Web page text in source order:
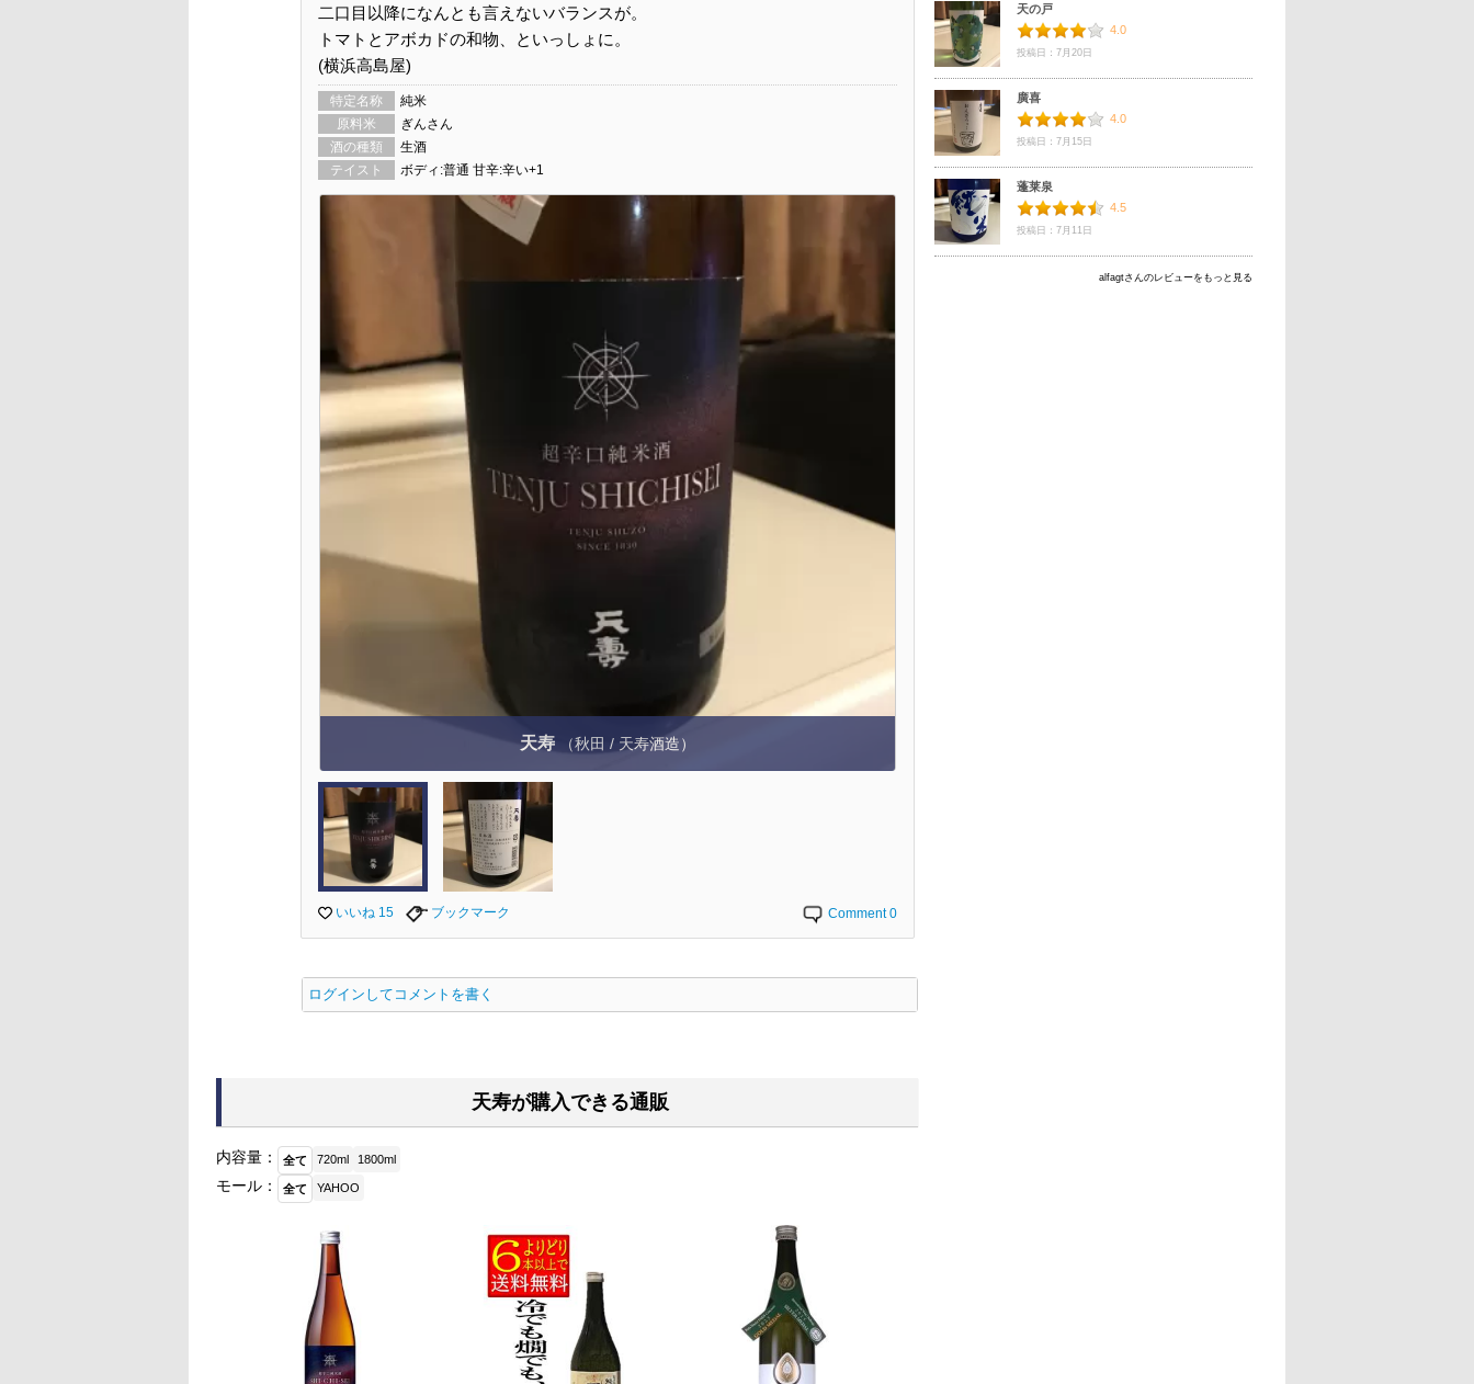
二口目以降になんとも言えないバランスが。
トマトとアボカドの和物、といっしょに。
(横浜高島屋)
特定名称
純米
原料米
ぎんさん
酒の種類
生酒
テイスト
ボディ:普通 甘辛:辛い+1
天寿 （秋田 / 天寿酒造）
いいね 15 ブックマーク Comment 0
ログインしてコメントを書く
天の戸
4.0
投稿日：7月20日
廣喜
4.0
投稿日：7月15日
蓬莱泉
4.5
投稿日：7月11日
alfagtさんのレビューをもっと見る
天寿が購入できる通販
内容量： 全て 720ml 1800ml
モール： 全て YAHOO